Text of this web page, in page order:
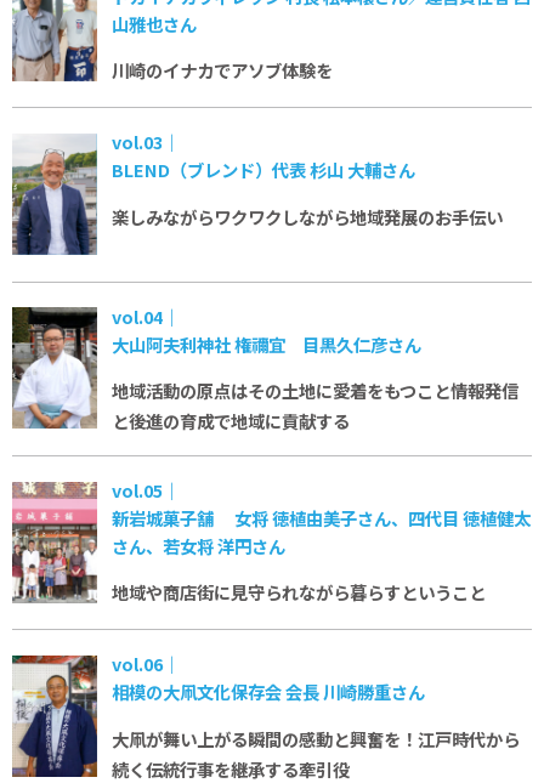
山雅也さん
川崎のイナカでアソブ体験を
vol.03｜
BLEND（ブレンド）代表 杉山 大輔さん
楽しみながらワクワクしながら地域発展のお手伝い
vol.04｜
大山阿夫利神社 権禰宜 目黒久仁彦さん
地域活動の原点はその土地に愛着をもつこと情報発信
と後進の育成で地域に貢献する
vol.05｜
新岩城菓子舗 女将 徳植由美子さん、四代目 徳植健太
さん、若女将 洋円さん
地域や商店街に見守られながら暮らすということ
vol.06｜
相模の大凧文化保存会 会長 川崎勝重さん
大凧が舞い上がる瞬間の感動と興奮を！ 江戸時代から
続く伝統行事を継承する牽引役